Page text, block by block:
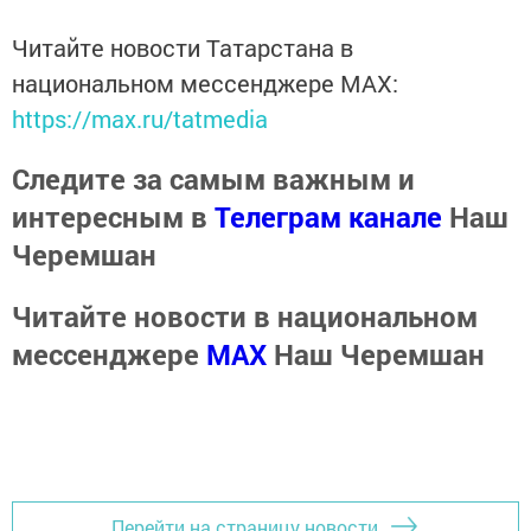
Читайте новости Татарстана в
национальном мессенджере MАХ:
https://max.ru/tatmedia
Следите за самым важным и
интересным в Телеграм канале Наш
Черемшан
Читайте новости в национальном
мессенджере MАХ Наш Черемшан